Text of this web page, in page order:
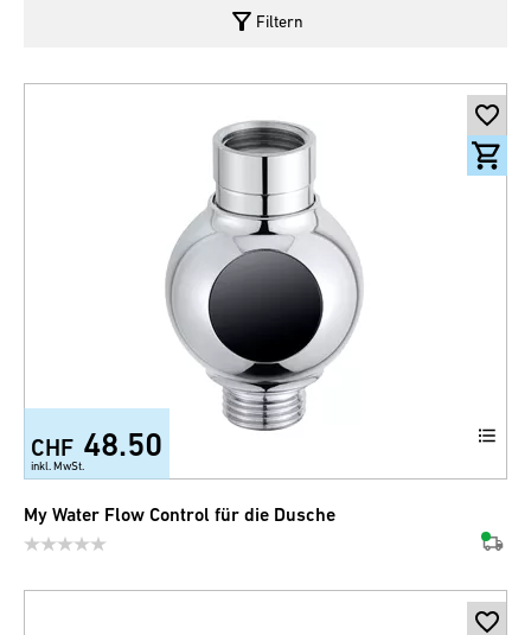
filter_alt Filtern
CHF 48.50
inkl. MwSt.
My Water Flow Control für die Dusche